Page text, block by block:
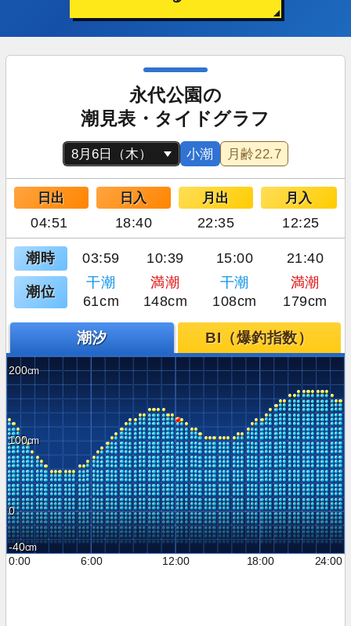
永代公園の
潮見表・タイドグラフ
小潮 月齢22.7
日出 日入 月出 月入
04:51 18:40 22:35 12:25
潮時 03:59 10:39 15:00 21:40
潮位
干潮 満潮 干潮
満潮
61cm
148cm 108cm 179cm
潮汐 BI（爆釣指数）
200
100
0
-40
0:00
6:00 12:00 18:00 24:00